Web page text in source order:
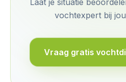
Laat je situatie
vochtexpert bij
Vraag gratis